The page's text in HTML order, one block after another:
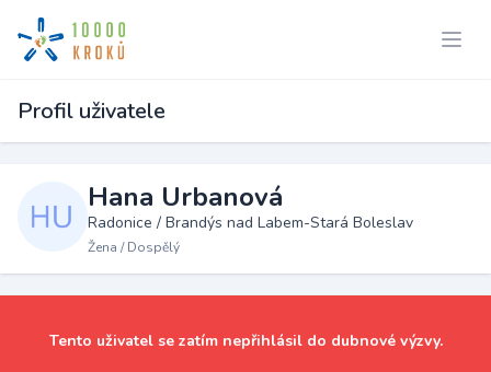
Profil uživatele
Hana Urbanová
Radonice / Brandýs nad Labem-Stará Boleslav
Žena / Dospělý
Tento uživatel se zatím nepřihlásil do dubnové výzvy.